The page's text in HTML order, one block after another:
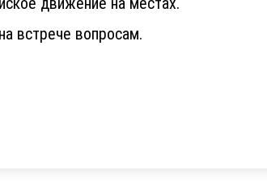
комитету рекомендовано
движение на местах.
встрече вопросам.